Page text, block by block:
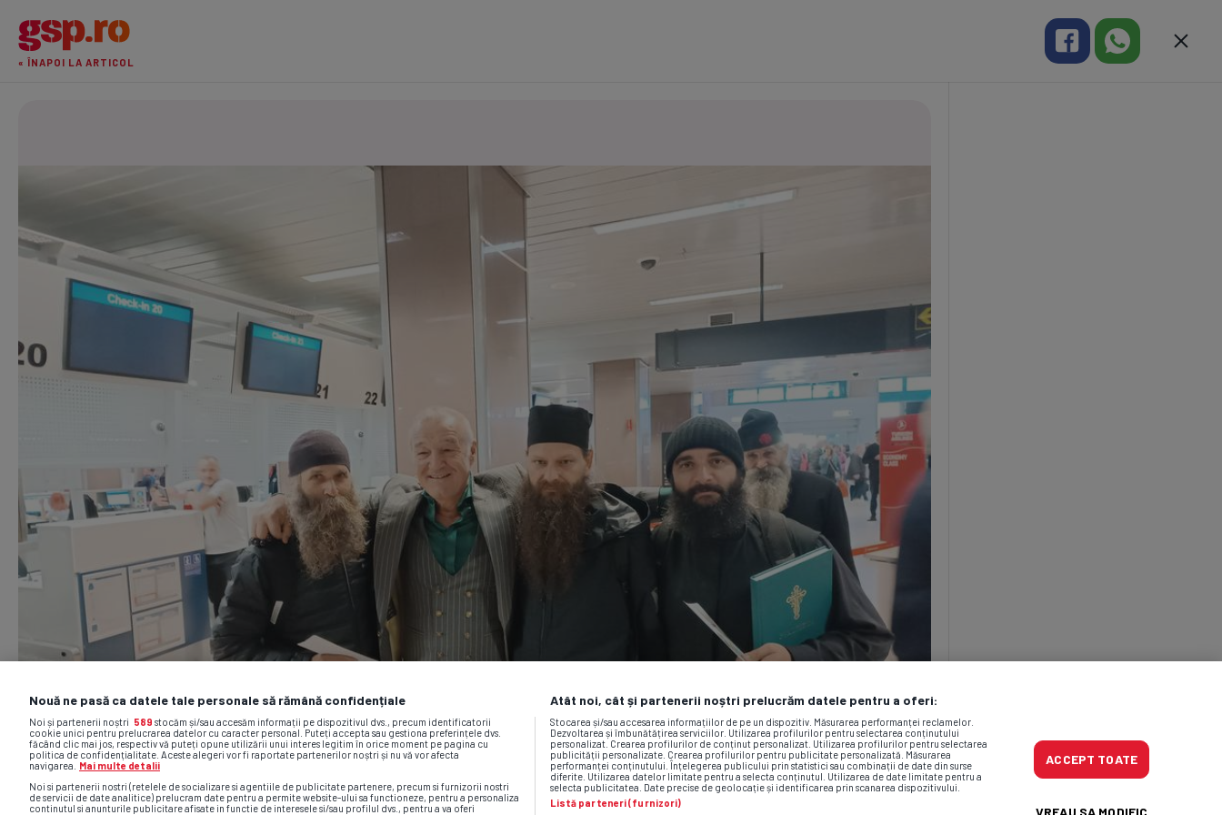
« ÎNAPOI LA ARTICOL
Nouă ne pasă ca datele tale personale să rămână confidențiale
Noi și partenerii noștri 589 stocăm și/sau accesăm informații pe dispozitivul dvs., precum identificatorii
cookie unici pentru prelucrarea datelor cu caracter personal. Puteți accepta sau gestiona preferințele dvs.
făcând clic mai jos, respectiv vă puteți opune utilizării unui interes legitim în orice moment pe pagina cu
politica de confidențialitate. Aceste alegeri vor fi raportate partenerilor noștri și nu vă vor afecta
navigarea.
Mai multe detalii
Noi si partenerii nostri (retelele de socializare si agentiile de publicitate partenere, precum si furnizorii nostri
de servicii de date analitice) prelucram date pentru a permite website-ului sa functioneze, pentru a personaliza
continutul si anunturile publicitare afisate in functie de interesele si/sau profilul dvs., pentru a va oferi
Atât noi, cât și partenerii noștri prelucrăm datele pentru a oferi:
Stocarea și/sau accesarea informațiilor de pe un dispozitiv. Măsurarea performanței reclamelor.
Dezvoltarea și îmbunătățirea serviciilor. Utilizarea profilurilor pentru selectarea conținutului
personalizat. Crearea profilurilor de conținut personalizat. Utilizarea profilurilor pentru selectarea
publicității personalizate. Crearea profilurilor pentru publicitate personalizată. Măsurarea
performanței conținutului. Înțelegerea publicului prin statistici sau combinații de date din surse
diferite. Utilizarea datelor limitate pentru a selecta conținutul. Utilizarea de date limitate pentru a
selecta publicitatea. Date precise de geolocație și identificarea prin scanarea dispozitivului.
Listă parteneri (furnizori)
ACCEPT TOATE
VREAU SA MODIFIC